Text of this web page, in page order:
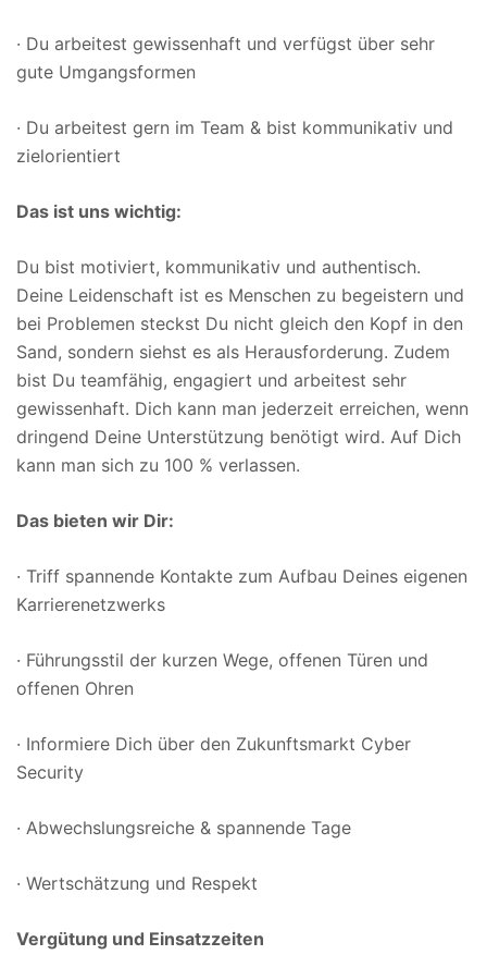
· Du arbeitest gewissenhaft und verfügst über sehr
gute Umgangsformen
· Du arbeitest gern im Team & bist kommunikativ und
zielorientiert
Das ist uns wichtig:
Du bist motiviert, kommunikativ und authentisch.
Deine Leidenschaft ist es Menschen zu begeistern und
bei Problemen steckst Du nicht gleich den Kopf in den
Sand, sondern siehst es als Herausforderung. Zudem
bist Du teamfähig, engagiert und arbeitest sehr
gewissenhaft. Dich kann man jederzeit erreichen, wenn
dringend Deine Unterstützung benötigt wird. Auf Dich
kann man sich zu 100 % verlassen.
Das bieten wir Dir:
· Triff spannende Kontakte zum Aufbau Deines eigenen
Karrierenetzwerks
· Führungsstil der kurzen Wege, offenen Türen und
offenen Ohren
· Informiere Dich über den Zukunftsmarkt Cyber
Security
· Abwechslungsreiche & spannende Tage
· Wertschätzung und Respekt
Vergütung und Einsatzzeiten